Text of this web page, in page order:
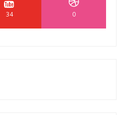
34 0